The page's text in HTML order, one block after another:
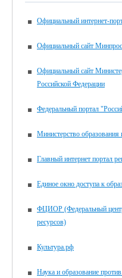
Официальный интернет-
Официальный сайт
Официальный сайт
Российской Федерации
Федеральный портал
Министерство
Главный интернет портал
Единое окно доступа к
ФЦИОР (Федеральный
ресурсов)
Культура.рф
Наука и образование